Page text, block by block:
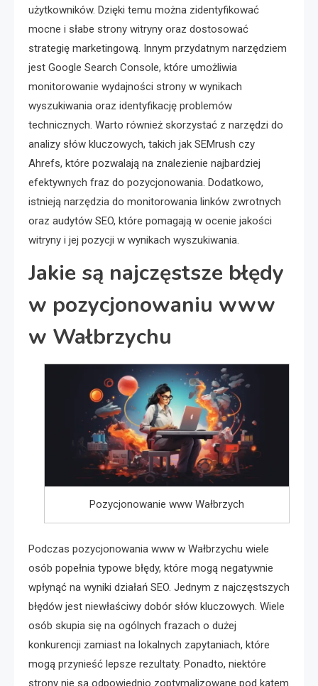
użytkowników. Dzięki temu można zidentyfikować
mocne i słabe strony witryny oraz dostosować
strategię marketingową. Innym przydatnym narzędziem
jest Google Search Console, które umożliwia
monitorowanie wydajności strony w wynikach
wyszukiwania oraz identyfikację problemów
technicznych. Warto również skorzystać z narzędzi do
analizy słów kluczowych, takich jak SEMrush czy
Ahrefs, które pozwalają na znalezienie najbardziej
efektywnych fraz do pozycjonowania. Dodatkowo,
istnieją narzędzia do monitorowania linków zwrotnych
oraz audytów SEO, które pomagają w ocenie jakości
witryny i jej pozycji w wynikach wyszukiwania.
Jakie są najczęstsze błędy
w pozycjonowaniu www
w Wałbrzychu
Pozycjonowanie www Wałbrzych
Podczas pozycjonowania www w Wałbrzychu wiele
osób popełnia typowe błędy, które mogą negatywnie
wpłynąć na wyniki działań SEO. Jednym z najczęstszych
błędów jest niewłaściwy dobór słów kluczowych. Wiele
osób skupia się na ogólnych frazach o dużej
konkurencji zamiast na lokalnych zapytaniach, które
mogą przynieść lepsze rezultaty. Ponadto, niektóre
strony nie są odpowiednio zoptymalizowane pod kątem